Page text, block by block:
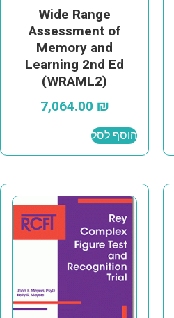
Wide Range
Assessment of
Memory and
Learning 2nd Ed
(WRAML2)
7,064.00 ₪
הוסף לסל